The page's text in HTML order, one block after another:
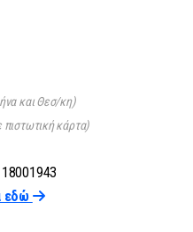
και Θεσ/κη)
κάρτα)
εδώ